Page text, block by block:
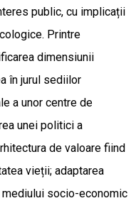
public, cu implicații
Printre
dimensiunii
în jurul sediilor
a unor centre de
unei politici a
de valoare fiind
vieții; adaptarea
socio-economic